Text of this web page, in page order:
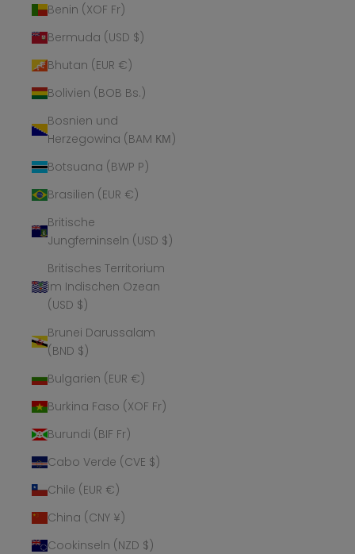
Benin (XOF Fr)
Bermuda (USD $)
Bhutan (EUR €)
Bolivien (BOB Bs.)
Bosnien und
Herzegowina (BAM КМ)
Botsuana (BWP P)
Brasilien (EUR €)
Britische
Jungferninseln (USD $)
Britisches Territorium
im Indischen Ozean
(USD $)
Brunei Darussalam
(BND $)
Bulgarien (EUR €)
Burkina Faso (XOF Fr)
Burundi (BIF Fr)
Cabo Verde (CVE $)
Chile (EUR €)
China (CNY ¥)
Cookinseln (NZD $)